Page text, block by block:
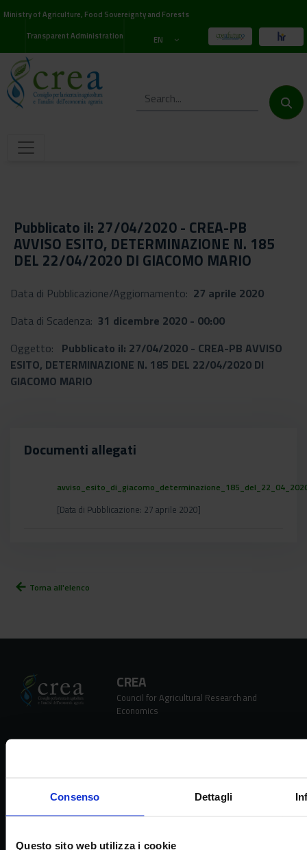
Consenso Dettagli
Questo sito web utilizza i cookie
Ministry of Agriculture, Food Sovereignty and Forests
Transparent Administration
EN
Pubblicato il: 27/04/2020 - CREA-PB
AVVISO ESITO, DETERMINAZIONE N. 185
DEL 22/04/2020 DI GIACOMO MARIO
Data di Pubblicazione/Aggiornamento: 27 aprile 2020
Data di Scadenza: 31 dicembre 2020 - 00:00
Oggetto: Pubblicato il: 27/04/2020 - CREA-PB AVVISO
ESITO, DETERMINAZIONE N. 185 DEL 22/04/2020 DI
GIACOMO MARIO
Documenti allegati
[Data di Pubblicazione: 27 aprile 2020]
arrow_back Torna all'elenco
CREA
Council for Agricultural Research and
Economics
Via della Navicella 2/4, 00184 Roma
Partita IVA 08183101008